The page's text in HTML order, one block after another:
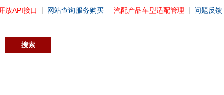
放API接口 网站查询服务购买 汽配产品车型适配管理 问题反馈